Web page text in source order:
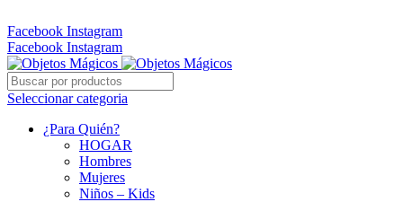
Facebook Instagram
Facebook Instagram
Seleccionar categoria
¿Para Quién?
HOGAR
Hombres
Mujeres
Niños – Kids